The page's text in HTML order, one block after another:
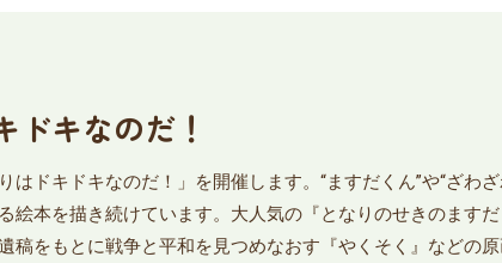
キなのだ！
ドキドキなのだ！」を開催します。“ますだくん”や“ざわ
絵本を描き続けています。大人気の『となりのせきのます
稿をもとに戦争と平和を見つめなおす『やくそく』などの